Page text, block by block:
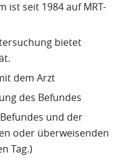
ist seit 1984 auf MRT-
bietet
dem Arzt
des Befundes
und der
oder überweisenden
Tag.)